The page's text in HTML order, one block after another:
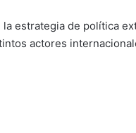
estrategia de política
actores